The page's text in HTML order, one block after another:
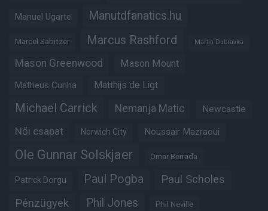
Manuel Ugarte Manutdfanatics.hu
Marcel Sabitzer Marcus Rashford Martin Dubravka
Mason Greenwood Mason Mount
Matheus Cunha Matthijs de Ligt
Michael Carrick Nemanja Matic Newcastle
Női csapat Norwich City Noussair Mazraoui
Ole Gunnar Solskjaer Omar Berrada
Patrick Dorgu Paul Pogba Paul Scholes
Pénzügyek Phil Jones Phil Neville